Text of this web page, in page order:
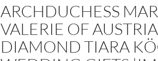
ARCHDUCHESS
VALERIE OF AUSTRIA
DIAMOND TIARA